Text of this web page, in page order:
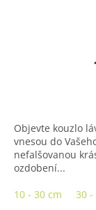
Objevte kouzlo
vnesou do
nefalšovanou
ozdobení...
10 - 30 cm
30 -